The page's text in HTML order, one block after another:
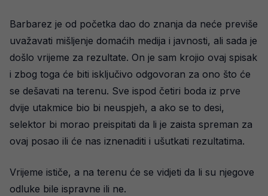
Barbarez je od početka dao do znanja da neće previše
uvažavati mišljenje domaćih medija i javnosti, ali sada je
došlo vrijeme za rezultate. On je sam krojio ovaj spisak
i zbog toga će biti isključivo odgovoran za ono što će
se dešavati na terenu. Sve ispod četiri boda iz prve
dvije utakmice bio bi neuspjeh, a ako se to desi,
selektor bi morao preispitati da li je zaista spreman za
ovaj posao ili će nas iznenaditi i ušutkati rezultatima.
Vrijeme ističe, a na terenu će se vidjeti da li su njegove
odluke bile ispravne ili ne.